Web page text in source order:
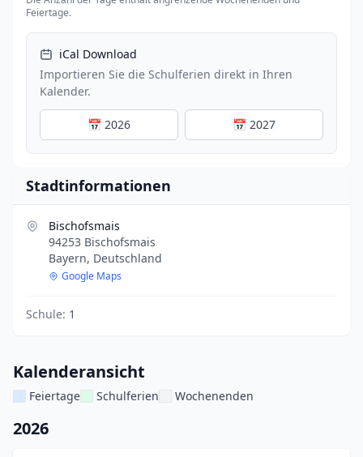
Feiertage.
iCal Download
Importieren Sie die Schulferien direkt in Ihren
Kalender.
📅 2026 📅 2027
Stadtinformationen
Bischofsmais
94253 Bischofsmais
Bayern, Deutschland
Google Maps
Schule: 1
Kalenderansicht
Feiertage Schulferien Wochenenden
2026